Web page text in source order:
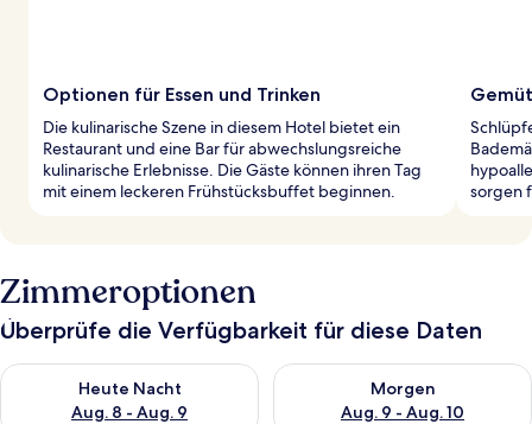
Optionen für Essen und Trinken
Die kulinarische Szene in diesem Hotel bietet ein
Restaurant und eine Bar für abwechslungsreiche
kulinarische Erlebnisse. Die Gäste können ihren Tag
mit einem leckeren Frühstücksbuffet beginnen.
sorgen
Zimmeroptionen
Überprüfe die Verfügbarkeit für diese Daten
Heute Nacht
Aug. 8 - Aug. 9
Überprüfe die Verfügbarkeit für heute Nacht, Aug. 8 - Aug. 9.
Morgen
Aug. 9 - Aug. 10
Überprüfe die Verfügbarkeit